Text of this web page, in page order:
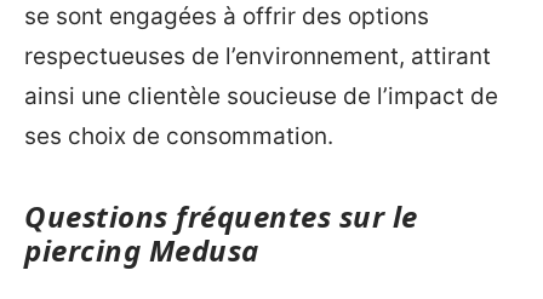
se sont engagées à offrir des options
respectueuses de l’environnement, attirant
ainsi une clientèle soucieuse de l’impact de
ses choix de consommation.
Questions fréquentes sur le
piercing Medusa